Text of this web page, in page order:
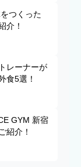
つくった
介！
レーナーが
食5選！
GYM 新宿
紹介！